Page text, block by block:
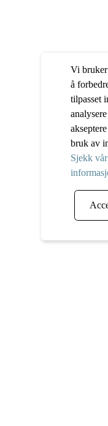
Vi
å
tilpasset
bruk av
Sjekk